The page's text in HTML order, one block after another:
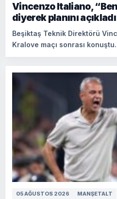
Vincenzo Italiano,
diyerek planını açıkladı
Beşiktaş Teknik Direktörü
Kralove maçı sonrası konuştu.
05 AĞUSTOS 2026 MANŞETALT